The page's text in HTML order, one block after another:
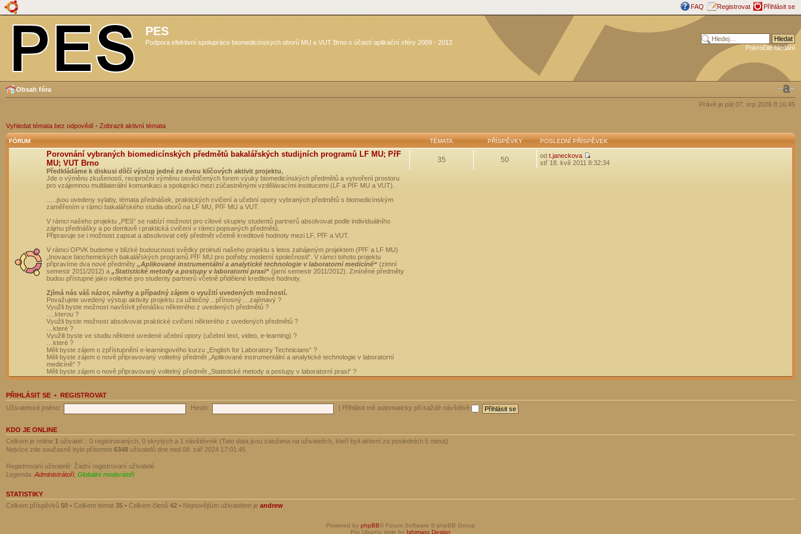
FAQ Registrovat Přihlásit se
PES
Podpora efektivní spolupráce biomedicínských oborů MU a VUT Brno s účastí aplikační sféry 2009 - 2012
Pokročilé hledání
Obsah fóra
Právě je pát 07. srp 2026 8:16:45
Vyhledat témata bez odpovědí • Zobrazit aktivní témata
FÓRUM TÉMATA PŘÍSPĚVKY POSLEDNÍ PŘÍSPĚVEK
Porovnání vybraných biomedicínských předmětů bakalářských studijních programů LF MU; PřF
MU; VUT Brno
Předkládáme k diskusi dílčí výstup jedné ze dvou klíčových aktivit projektu.
Jde o výměnu zkušeností, reciproční výměnu osvědčených forem výuky biomedicínských předmětů a vytvoření prostoru
pro vzájemnou multilaterální komunikaci a spolupráci mezi zúčastněnými vzdělávacími institucemi (LF a PřF MU a VUT).
…..jsou uvedeny sylaby, témata přednášek, praktických cvičení a učební opory vybraných předmětů s biomedicínským
zaměřením v rámci bakalářského studia oborů na LF MU, PřF MU a VUT.
V rámci našeho projektu „PES“ se nabízí možnost pro cílové skupiny studentů partnerů absolvovat podle individuálního
zájmu přednášky a po domluvě i praktická cvičení v rámci popsaných předmětů.
Připravuje se i možnost zapsat a absolvovat celý předmět včetně kreditové hodnoty mezi LF, PřF a VUT.
V rámci OPVK budeme v blízké budoucnosti svědky prolnutí našeho projektu s letos zahájeným projektem (PřF a LF MU)
„Inovace biochemických bakalářských programů PřF MU pro potřeby moderní společnosti“. V rámci tohoto projektu
připravíme dva nové předměty „Aplikované instrumentální a analytické technologie v laboratorní medicíně“ (zimní
semestr 2011/2012) a „Statistické metody a postupy v laboratorní praxi“ (jarní semestr 2011/2012). Zmíněné předměty
budou přístupné jako volitelné pro studenty partnerů včetně přidělené kreditové hodnoty.
Zjímá nás váš názor, návrhy a případný zájem o využití uvedených možností.
Považujete uvedený výstup aktivity projektu za užitečný…přínosný….zajímavý ?
Využli byste možnost navštívit přenášku některého z uvedených předmětů ?
….kterou ?
Využli byste možnost absolvovat praktické cvičení některého z uvedených předmětů ?
…které ?
Využili byste ve studiu některé uvedené učební opory (učební text, video, e-learning) ?
…které ?
Měli byste zájem o zpřístupnění e-learningového kurzu „English for Laboratory Technicians“ ?
Měli byste zájem o nově připravovaný volitelný předmět „Aplikované instrumentální a analytické technologie v laboratorní
medicíně“ ?
Měli byste zájem o nově připravovaný volitelný předmět „Statistické metody a postupy v laboratorní praxi“ ?
35 50 od t.janeckova
stř 18. kvě 2011 8:32:34
PŘIHLÁSIT SE • REGISTROVAT
Uživatelské jméno:
Heslo: Přihlásit mě automaticky při každé návštěvě
KDO JE ONLINE
Celkem je online 1 uživatel :: 0 registrovaných, 0 skrytých a 1 návštěvník (Tato data jsou založena na uživatelích, kteří byli aktivní za posledních 5 minut)
Nejvíce zde současně bylo přítomno 6348 uživatelů dne ned 08. zář 2024 17:01:45
Registrovaní uživatelé: Žádní registrovaní uživatelé
Legenda: Administrátoři, Globální moderátoři
STATISTIKY
Celkem příspěvků 50 • Celkem témat 35 • Celkem členů 42 • Nejnovějším uživatelem je andrew
Powered by phpBB® Forum Software © phpBB Group
Pro Ubuntu style by Ishimaru Design